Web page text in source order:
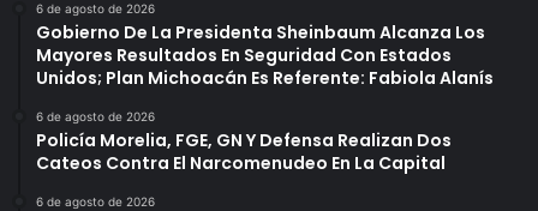
6 de agosto de 2026
Gobierno De La Presidenta Sheinbaum Alcanza Los
Mayores Resultados En Seguridad Con Estados
Unidos; Plan Michoacán Es Referente: Fabiola Alanís
6 de agosto de 2026
Policía Morelia, FGE, GN Y Defensa Realizan Dos
Cateos Contra El Narcomenudeo En La Capital
6 de agosto de 2026